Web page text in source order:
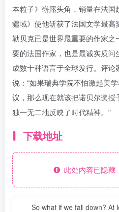
本粒子》崭露头角，销量在法
疆域》使他斩获了法国文学最
勒贝克已是世界最重要的作家
要的法国作家，也是最诚实质
成数十种语言于全球发行。评论
说：“如果瑞典学院不怕激起美
议，那么现在就该把诺贝尔奖
独一无二地反映了时代精神。”
下载地址
此处内容已隐藏
So what if we fall down? At